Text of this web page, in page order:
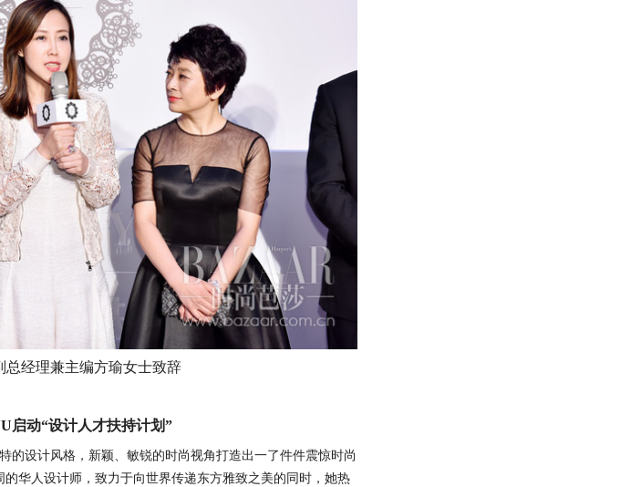
总经理兼主编方瑜女士致辞
启动“设计人才扶持计划”
的设计风格，新颖、敏锐的时尚视角打造出一了件件震惊时尚
华人设计师，致力于向世界传递东方雅致之美的同时，她热